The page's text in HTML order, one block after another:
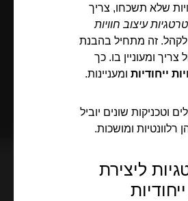
שלא תשכחו, צריך
עיצוב חוויות
זה מתחיל בהבנת
ומעוניין בו. כך
ייחודיות ומעניינות.
וטכניקות שונים יוביל
רלוונטיות ומושכות.
ליצירת